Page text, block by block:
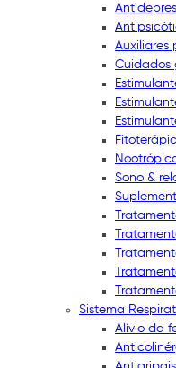
Auxiliares
Cuidados
Sono &
Sistema
Alívio da